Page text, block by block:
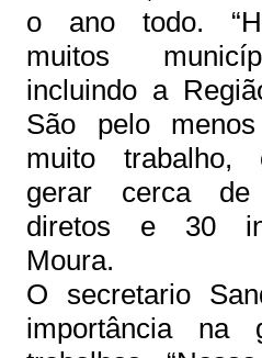
o ano todo.
muitos
incluindo a
São pelo
muito trabalho,
gerar cerca
diretos e 30
Moura.
O secretario
importância na